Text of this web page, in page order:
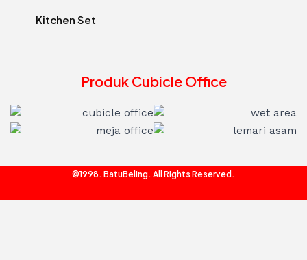
Kitchen Set
Produk Cubicle Office
©1998. BatuBeling. All Rights Reserved.